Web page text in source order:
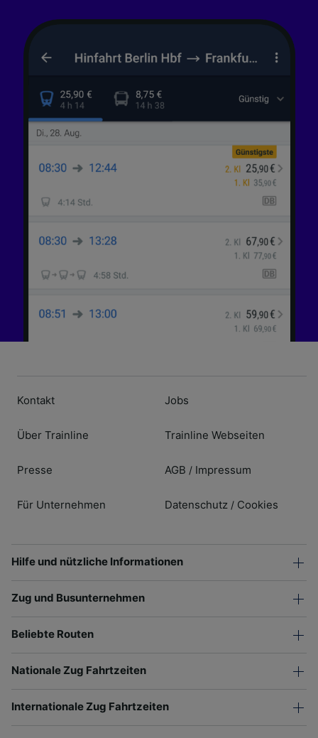
Kontakt
Über Trainline
Presse
Für Unternehmen
Jobs
Trainline Webseiten
AGB / Impressum
Datenschutz / Cookies
Hilfe und nützliche Informationen
Zug und Busunternehmen
Beliebte Routen
Nationale Zug Fahrtzeiten
Internationale Zug Fahrtzeiten